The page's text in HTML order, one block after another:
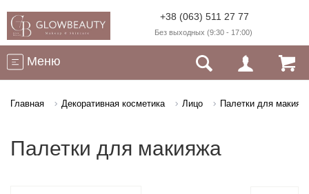
+38 (063) 511 27 77
Без выходных (9:30 - 17:00)
Меню
Главная Декоративная косметика Лицо Палетки для
Палетки для макияжа